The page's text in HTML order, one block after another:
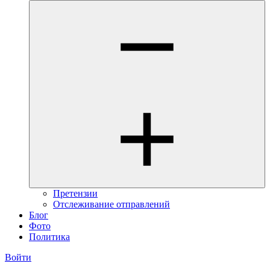
Претензии
Отслеживание отправлений
Блог
Фото
Политика
Войти